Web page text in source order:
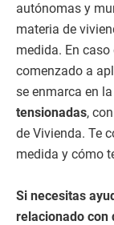
autónomas y
materia de
medida. En
comenzado a
se enmarca en
tensionadas,
de Vivienda. Te
medida y cómo
Si necesitas
relacionado con